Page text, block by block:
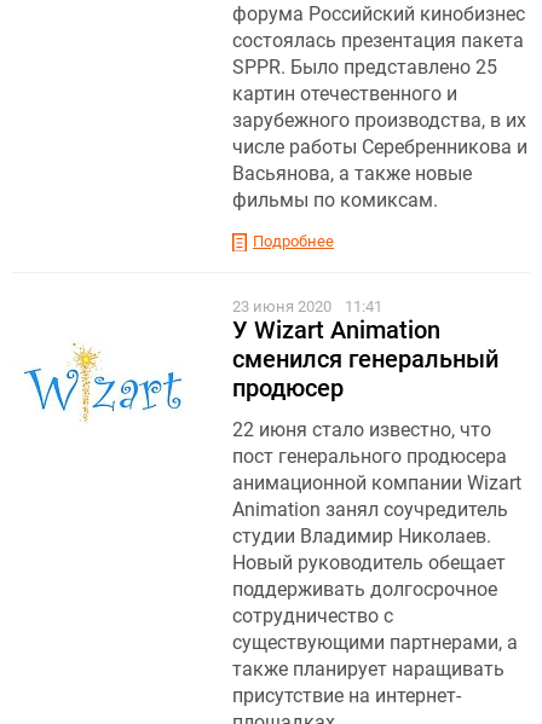
форума Российский кинобизнес
состоялась презентация пакета
SPPR. Было представлено 25
картин отечественного и
зарубежного производства, в их
числе работы Серебренникова и
Васьянова, а также новые
фильмы по комиксам.
Подробнее
23 июня 2020 11:41
У Wizart Animation
сменился генеральный
продюсер
22 июня стало известно, что
пост генерального продюсера
анимационной компании Wizart
Animation занял соучредитель
студии Владимир Николаев.
Новый руководитель обещает
поддерживать долгосрочное
сотрудничество с
существующими партнерами, а
также планирует наращивать
присутствие на интернет-